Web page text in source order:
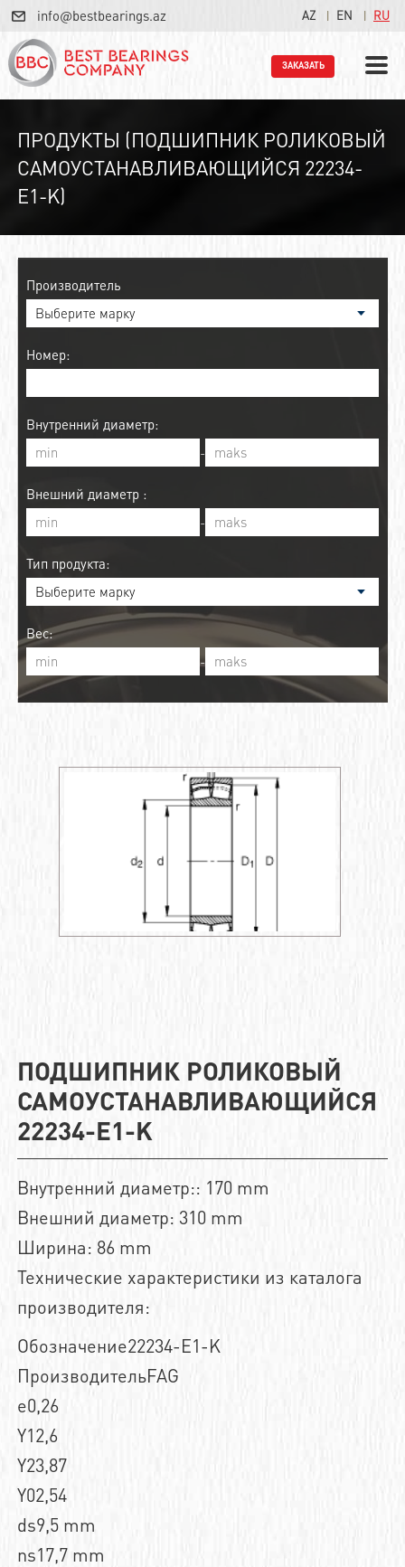
info@bestbearings.az AZ EN RU
ЗАКАЗАТЬ
ПРОДУКТЫ (ПОДШИПНИК РОЛИКОВЫЙ
САМОУСТАНАВЛИВАЮЩИЙСЯ 22234-
E1-K)
Производитель
Номер:
Внутренний диаметр:
-
Внешний диаметр :
-
Тип продукта:
Вес:
-
ПОДШИПНИК РОЛИКОВЫЙ
САМОУСТАНАВЛИВАЮЩИЙСЯ
22234-E1-K
Внутренний диаметр:: 170 mm
Внешний диаметр: 310 mm
Ширина: 86 mm
Технические характеристики из каталога
производителя:
Обозначение22234-E1-K
ПроизводительFAG
e0,26
Y12,6
Y23,87
Y02,54
ds9,5 mm
ns17,7 mm